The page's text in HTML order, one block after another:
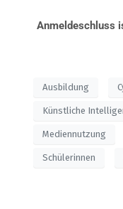
Anmeldeschluss
Ausbildung
Künstliche
Mediennutzung
Schülerinnen